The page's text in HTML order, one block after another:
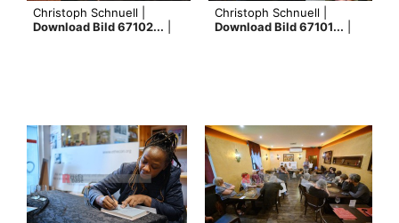
Christoph Schnuell |
Download Bild 67102...
Christoph Schnuell |
Download Bild 67101...